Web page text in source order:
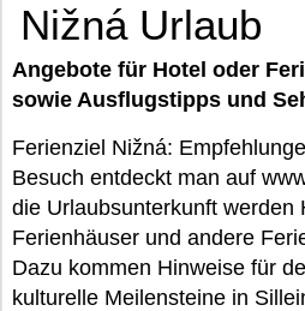
Nižná Urlaub
Angebote für Hotel oder
sowie Ausflugstipps und
Ferienziel Nižná:
Besuch entdeckt man auf
die Urlaubsunterkunft werden
Ferienhäuser und andere
Dazu kommen Hinweise für
kulturelle Meilensteine in